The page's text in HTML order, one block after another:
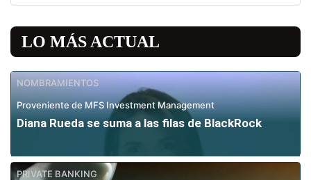
LO MÁS ACTUAL
NOMBRAMIENTOS
Proveniente de MFS Investment Management
Diana Rueda se suma a las filas de BlackRock
PRIVATE BANKING